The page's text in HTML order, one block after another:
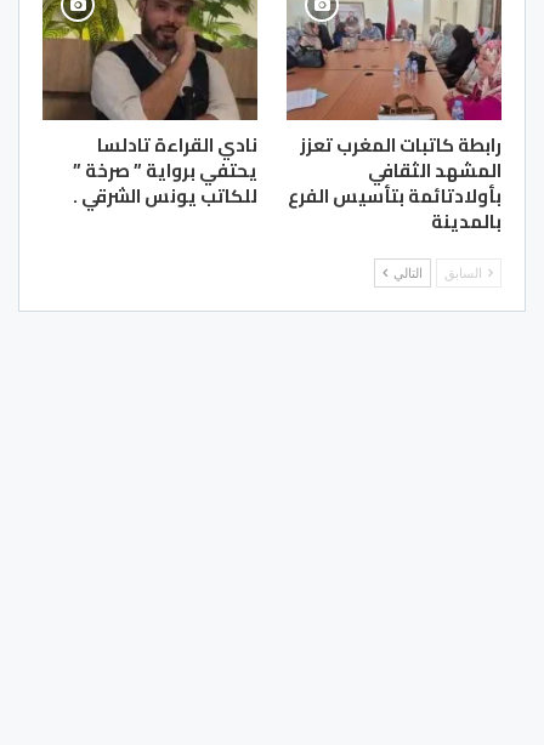
رابطة كاتبات المغرب تعزز
المشهد الثقافي
بأولادتائمة بتأسيس الفرع
بالمدينة
نادي القراءة تادلسا
يحتفي برواية ” صرخة ”
للكاتب يونس الشرقي .
السابق التالي